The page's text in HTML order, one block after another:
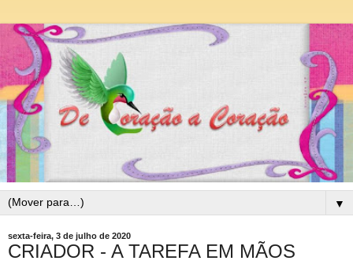
▼
sexta-feira, 3 de julho de 2020
CRIADOR - A TAREFA EM MÃOS